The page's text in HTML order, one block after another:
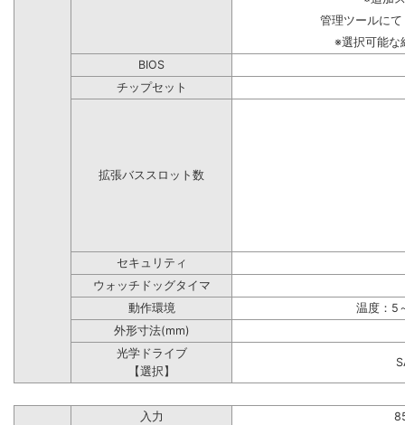
管理ツールに
※選択可能な
BIOS
チップセット
拡張バススロット数
セキュリティ
ウォッチドッグタイマ
動作環境
温度：5
外形寸法(mm)
光学ドライブ
【選択】
入力